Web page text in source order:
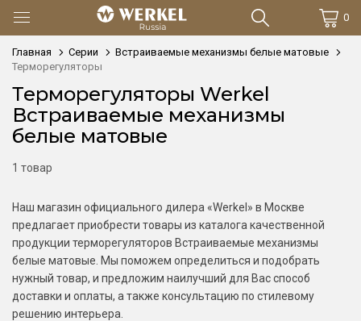
0
Главная Серии
Встраиваемые механизмы белые матовые
Терморегуляторы
Терморегуляторы Werkel
Встраиваемые механизмы
белые матовые
1 товар
Наш магазин официального дилера «Werkel» в Москве
предлагает приобрести товары из каталога качественной
продукции терморегуляторов Встраиваемые механизмы
белые матовые. Мы поможем определиться и подобрать
нужный товар, и предложим наилучший для Вас способ
доставки и оплаты, а также консультацию по стилевому
решению интерьера.